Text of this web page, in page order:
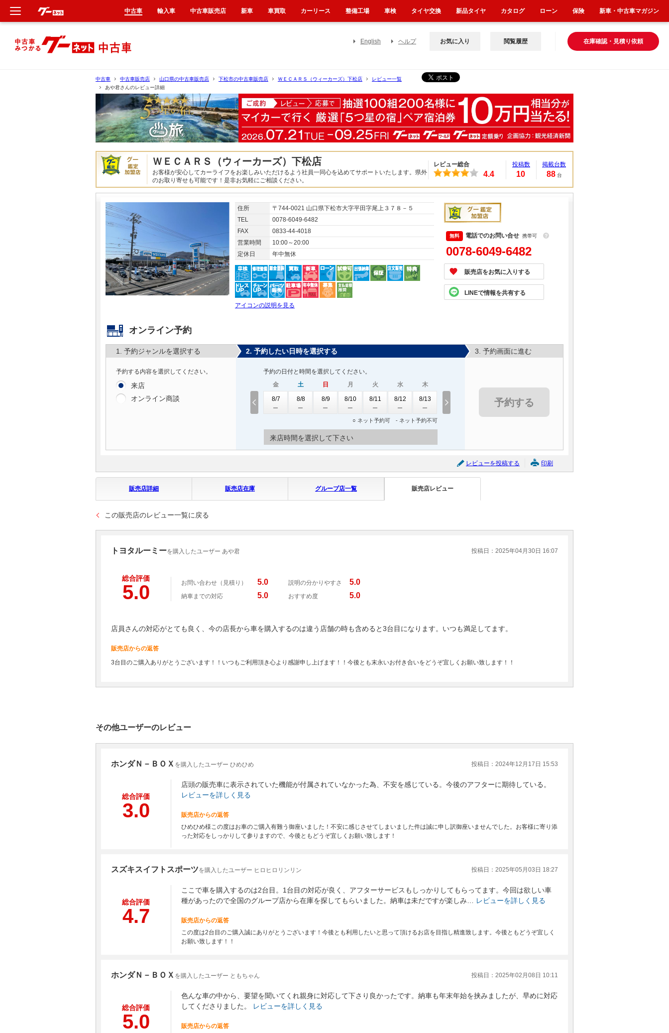
English ヘルプ 在庫確認・見積り依頼
お気に入り 閲覧履歴
中古車 中古車販売店 山口県の中古車販売店 下松市の中古車販売店 ＷＥＣＡＲＳ（ウィーカーズ）下松店
レビュー一覧
あや君さんのレビュー詳細
ＷＥＣＡＲＳ（ウィーカーズ）下松店
お客様が安心してカーライフをお楽しみいただけるよう社員一同心を込めてサポートいたします。県外
のお取り寄せも可能です！是非お気軽にご相談ください。
レビュー総合
4.4
投稿数
10
掲載台数
88 台
住所
〒744-0021 山口県下松市大字平田字尾上３７８－５
TEL
0078-6049-6482
FAX
0833-44-4018
営業時間
10:00～20:00
定休日
年中無休
アイコンの説明を見る
電話でのお問い合せ 携帯可 ？
0078-6049-6482
販売店をお気に入りする
LINEで情報を共有する
オンライン予約
1. 予約ジャンルを選択する
予約する内容を選択してください。
来店
オンライン商談
2. 予約したい日時を選択する
予約の日付と時間を選択してください。
金
8/7
土
8/8
日
8/9
月
8/10
火
8/11
水
8/12
木
8/13
○ ネット予約可 - ネット予約不可
来店時間を選択して下さい
3. 予約画面に進む
予約する
レビューを投稿する 印刷
販売店詳細 販売店在庫 グループ店一覧 販売店レビュー
この販売店のレビュー一覧に戻る
トヨタルーミーを購入したユーザー あや君 投稿日：2025年04月30日 16:07
総合評価
5.0 お問い合わせ（見積り） 5.0 説明の分かりやすさ 5.0
納車までの対応 5.0 おすすめ度 5.0
店員さんの対応がとても良く、今の店長から車を購入するのは違う店舗の時も含めると3台目になります。いつも満足してます。
販売店からの返答
3台目のご購入ありがとうございます！！いつもご利用頂き心より感謝申し上げます！！今後とも末永いお付き合いをどうぞ宜しくお願い致します！！
その他ユーザーのレビュー
ホンダＮ－ＢＯＸ を購入したユーザー ひめひめ 投稿日：2024年12月17日 15:53
総合評価
3.0
店頭の販売車に表示されていた機能が付属されていなかった為、不安を感じている。今後のアフターに期待している。
レビューを詳しく見る
販売店からの返答
ひめひめ様この度はお車のご購入有難う御座いました！不安に感じさせてしまいました件は誠に申し訳御座いませんでした。お客様に寄り添
った対応をしっかりして参りますので、今後ともどうぞ宜しくお願い致します！
スズキスイフトスポーツを購入したユーザー ヒロヒロリンリン 投稿日：2025年05月03日 18:27
総合評価
4.7
ここで車を購入するのは2台目。1台目の対応が良く、アフターサービスもしっかりしてもらってます。今回は欲しい車
種があったので全国のグループ店から在庫を探してもらいました。納車は未だですが楽しみ…
レビューを詳しく見る
販売店からの返答
この度は2台目のご購入誠にありがとうございます！今後とも利用したいと思って頂けるお店を目指し精進致します。今後ともどうぞ宜しく
お願い致します！！
ホンダＮ－ＢＯＸ を購入したユーザー ともちゃん 投稿日：2025年02月08日 10:11
総合評価
5.0
色んな車の中から、要望を聞いてくれ親身に対応して下さり良かったです。納車も年末年始を挟みましたが、早めに対応
してくださりました。
レビューを詳しく見る
販売店からの返答
中古車 輸入車 中古車販売店 新車 車買取 カーリース 整備工場 車検 タイヤ交換 新品タイヤ カタログ ローン 保険 新車・中古車マガジン
新車